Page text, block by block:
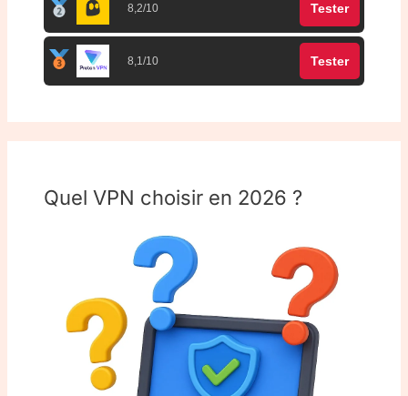
8,2/10 Tester
8,1/10 Tester
Quel VPN choisir en 2026 ?